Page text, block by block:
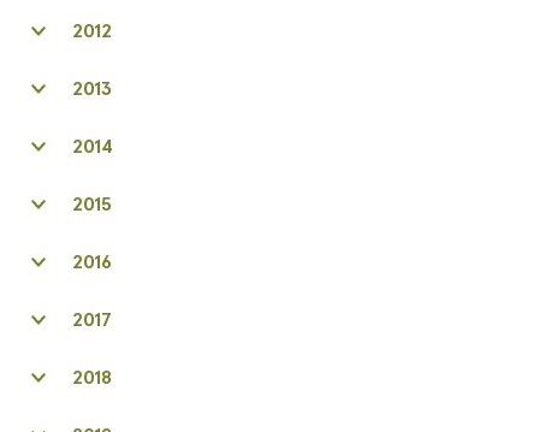
2012
2013
2014
2015
2016
2017
2018